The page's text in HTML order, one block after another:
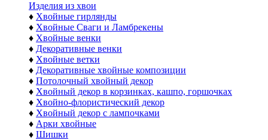
Изделия из хвои
♦ Хвойные гирлянды
♦ Хвойные Сваги и Ламбрекены
♦ Хвойные венки
♦ Декоративные венки
♦ Хвойные ветки
♦ Декоративные хвойные композиции
♦ Потолочный хвойный декор
♦ Хвойный декор в корзинках, кашпо, горшочках
♦ Хвойно-флористический декор
♦ Хвойный декор с лампочками
♦ Арки хвойные
♦ Шишки